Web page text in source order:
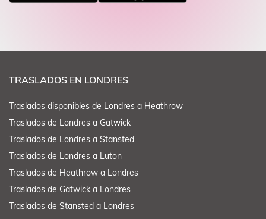
TRASLADOS EN LONDRES
Traslados disponibles de Londres a Heathrow
Traslados de Londres a Gatwick
Traslados de Londres a Stansted
Traslados de Londres a Luton
Traslados de Heathrow a Londres
Traslados de Gatwick a Londres
Traslados de Stansted a Londres